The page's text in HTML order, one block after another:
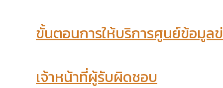
ขั้นตอนการให้บริการศูนย์ข้อมูล
เจ้าหน้าที่ผู้รับผิดชอบ